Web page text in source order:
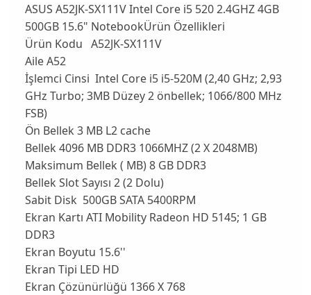
ASUS A52JK-SX111V Intel Core i5 520 2.4GHZ 4GB
500GB 15.6" NotebookÜrün Özellikleri
Ürün Kodu A52JK-SX111V
Aile A52
İşlemci Cinsi Intel Core i5 i5-520M (2,40 GHz; 2,93
GHz Turbo; 3MB Düzey 2 önbellek; 1066/800 MHz
FSB)
Ön Bellek 3 MB L2 cache
Bellek 4096 MB DDR3 1066MHZ (2 X 2048MB)
Maksimum Bellek ( MB) 8 GB DDR3
Bellek Slot Sayısı 2 (2 Dolu)
Sabit Disk 500GB SATA 5400RPM
Ekran Kartı ATI Mobility Radeon HD 5145; 1 GB
DDR3
Ekran Boyutu 15.6''
Ekran Tipi LED HD
Ekran Çözünürlüğü 1366 X 768